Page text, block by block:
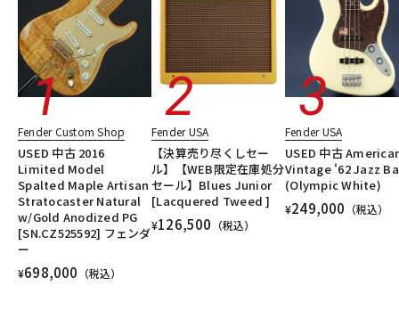
アンプ エフェクター
DJ機器 DTM
DTM オンライン納品 レコーディング機器
配信/ライブ機器 楽器アクセサリ
Fender Custom Shop
USED 中古 2016
Limited Model
Spalted Maple Artisan
Stratocaster Natural
w/Gold Anodized PG
[SN.CZ525592] フェンダ
ー
¥698,000 （税込）
Fender USA
【決算売り尽くしセー
ル】【WEB限定在庫処分
セール】Blues Junior
[Lacquered Tweed ]
¥126,500 （税込）
Fender USA
USED 中古
Vintage '62 Jazz
(Olympic White)
¥249,000 （税込）